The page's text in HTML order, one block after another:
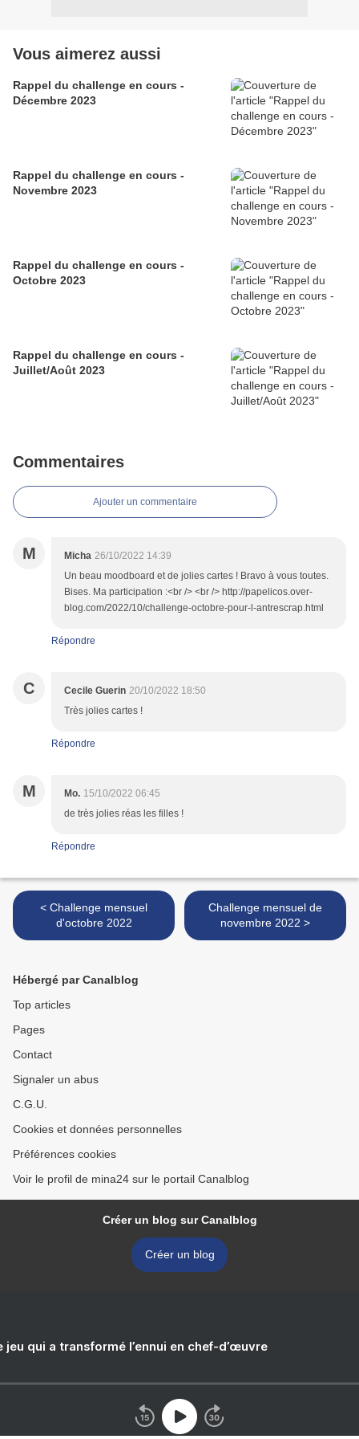
Vous aimerez aussi
Rappel du challenge en cours -
Décembre 2023
Rappel du challenge en cours -
Novembre 2023
Rappel du challenge en cours -
Octobre 2023
Rappel du challenge en cours -
Juillet/Août 2023
Commentaires
Ajouter un commentaire
M Micha 26/10/2022 14:39
Un beau moodboard et de jolies cartes ! Bravo à vous toutes.
Bises. Ma participation :<br /> <br /> http://papelicos.over-
blog.com/2022/10/challenge-octobre-pour-l-antrescrap.html
Répondre
C Cecile Guerin 20/10/2022 18:50
Très jolies cartes !
Répondre
M Mo. 15/10/2022 06:45
de très jolies réas les filles !
Répondre
< Challenge mensuel
d'octobre 2022
Challenge mensuel de
novembre 2022 >
Hébergé par Canalblog
Top articles
Pages
Contact
Signaler un abus
C.G.U.
Cookies et données personnelles
Préférences cookies
Voir le profil de mina24 sur le portail Canalblog
Créer un blog sur Canalblog
Créer un blog
jeu qui a transformé l’ennui en chef-d’œuvre